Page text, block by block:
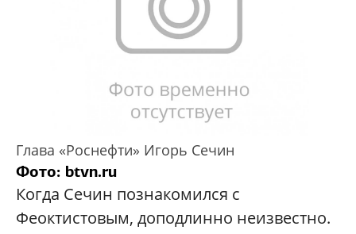
Глава «Роснефти» Игорь Сечин
Фото: btvn.ru
Когда Сечин познакомился с
Феоктистовым, доподлинно неизвестно.